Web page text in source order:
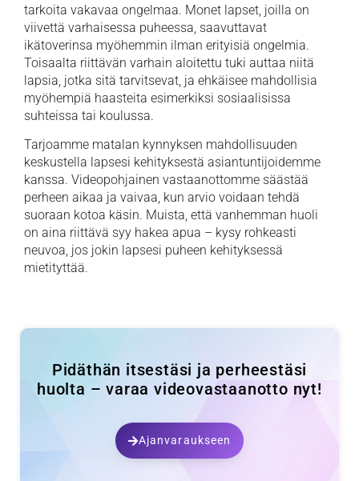
tarkoita vakavaa ongelmaa. Monet lapset, joilla on
viivettä varhaisessa puheessa, saavuttavat
ikätoverinsa myöhemmin ilman erityisiä ongelmia.
Toisaalta riittävän varhain aloitettu tuki auttaa niitä
lapsia, jotka sitä tarvitsevat, ja ehkäisee mahdollisia
myöhempiä haasteita esimerkiksi sosiaalisissa
suhteissa tai koulussa.
Tarjoamme matalan kynnyksen mahdollisuuden
keskustella lapsesi kehityksestä asiantuntijoidemme
kanssa. Videopohjainen vastaanottomme säästää
perheen aikaa ja vaivaa, kun arvio voidaan tehdä
suoraan kotoa käsin. Muista, että vanhemman huoli
on aina riittävä syy hakea apua – kysy rohkeasti
neuvoa, jos jokin lapsesi puheen kehityksessä
mietityttää.
Pidäthän itsestäsi ja perheestäsi
huolta – varaa videovastaanotto nyt!
Ajanvaraukseen